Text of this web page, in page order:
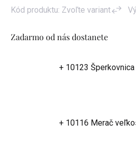
Zadarmo od nás dostanete
+ 10123
+ 10116 Merač
Kód produktu: Zvoľte variant